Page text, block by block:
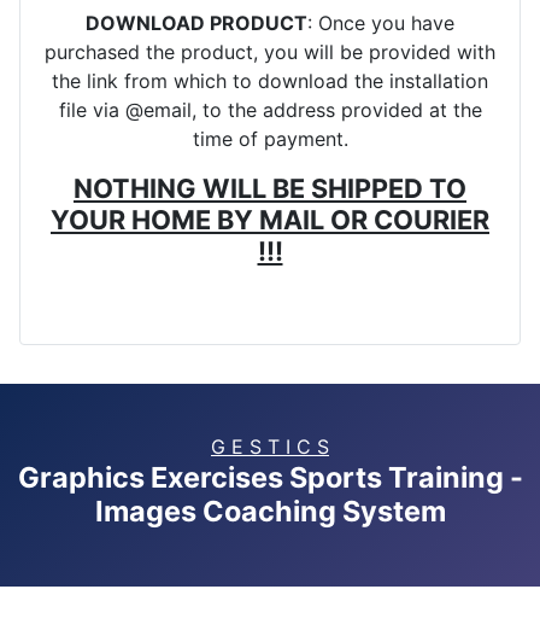
DOWNLOAD PRODUCT: Once you have
purchased the product, you will be provided with
the link from which to download the installation
file via @email, to the address provided at the
time of payment.
NOTHING WILL BE SHIPPED TO
YOUR HOME BY MAIL OR COURIER
!!!
G E S T I C S
Graphics Exercises Sports Training -
Images Coaching System